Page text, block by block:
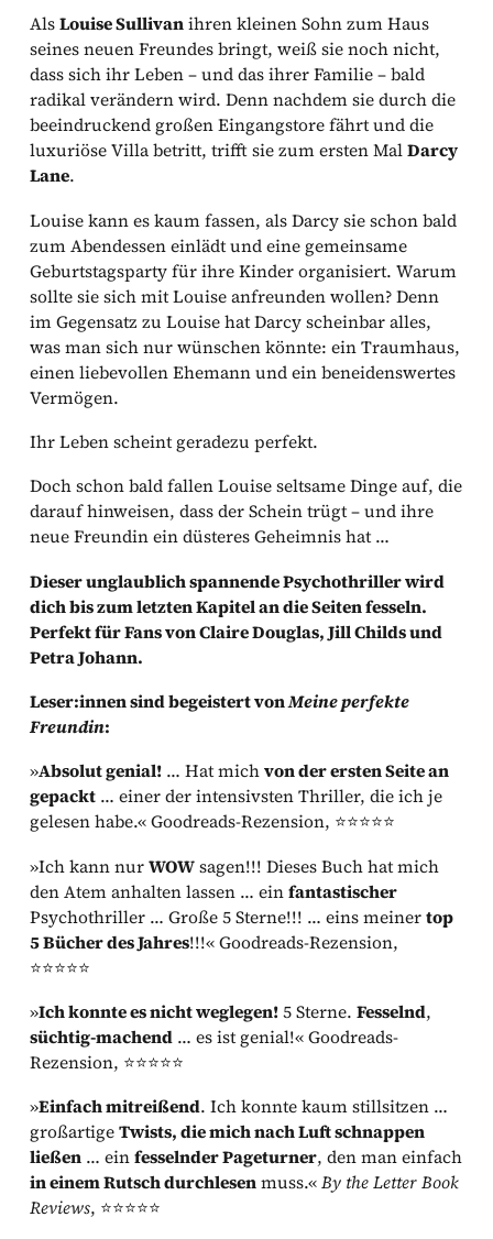
AlsLouise Sullivanihren kleinen Sohn zum Haus
seines neuen Freundes bringt, weiß sie noch nicht,
dass sich ihr Leben – und das ihrer Familie – bald
radikal verändern wird. Denn nachdem sie durch die
beeindruckend großen Eingangstore fährt und die
luxuriöse Villa betritt, trifft sie zum ersten MalDarcy
Lane.
Louise kann es kaum fassen, als Darcy sie schon bald
zum Abendessen einlädt und eine gemeinsame
Geburtstagsparty für ihre Kinder organisiert. Warum
sollte sie sich mit Louise anfreunden wollen? Denn
im Gegensatz zu Louise hat Darcy scheinbar alles,
was man sich nur wünschen könnte: ein Traumhaus,
einen liebevollen Ehemann und ein beneidenswertes
Vermögen.
Ihr Leben scheint geradezu perfekt.
Doch schon bald fallen Louise seltsame Dinge auf, die
darauf hinweisen, dass der Schein trügt – und ihre
neue Freundin ein düsteres Geheimnis hat …
Dieser unglaublich spannende Psychothriller wird
dich bis zum letzten Kapitel an die Seiten fesseln.
Perfekt für Fans von Claire Douglas, Jill Childs und
Petra Johann.
Leser:innen sind begeistert vonMeine perfekte
Freundin:
»Absolut genial! … Hat michvon der ersten Seite an
gepackt … einer der intensivsten Thriller, die ich je
gelesen habe.« Goodreads-Rezension, ⭐⭐⭐⭐⭐
»Ich kann nurWOWsagen!!! Dieses Buch hat mich
den Atem anhalten lassen … einfantastischer
Psychothriller … Große 5 Sterne!!! … eins meinertop
5 Bücher des Jahres!!!« Goodreads-Rezension,
⭐⭐⭐⭐⭐
»Ich konnte es nicht weglegen!5 Sterne.Fesselnd,
süchtig-machend … es ist genial!« Goodreads-
Rezension, ⭐⭐⭐⭐⭐
»Einfach mitreißend. Ich konnte kaum stillsitzen …
großartigeTwists, die mich nach Luft schnappen
ließen … einfesselnder Pageturner, den man einfach
in einem Rutsch durchlesenmuss.«By the Letter Book
Reviews, ⭐⭐⭐⭐⭐